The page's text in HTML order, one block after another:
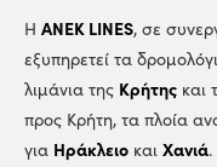
Η ANEK LINES, σε
εξυπηρετεί τα
λιμάνια της Κρήτης και
προς Κρήτη, τα πλοία
για Ηράκλειο και Χανιά